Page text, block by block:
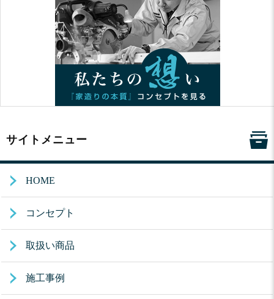
サイトメニュー
HOME
コンセプト
取扱い商品
施工事例